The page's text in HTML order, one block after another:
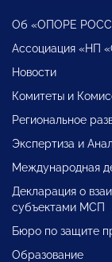
Об «ОПОРЕ
Ассоциация «НП
Новости
Комитеты и
Региональное
Экспертиза и
Международная
Декларация о
субъектами МСП
Бюро по защите
Образование